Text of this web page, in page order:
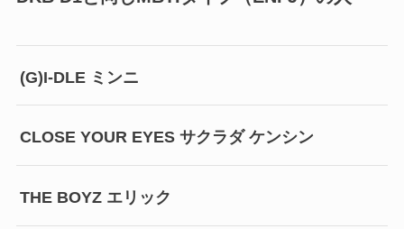
(G)I-DLE ミンニ
CLOSE YOUR EYES サクラダ ケンシン
THE BOYZ エリック